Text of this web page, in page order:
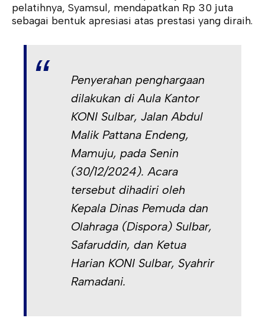
pelatihnya, Syamsul, mendapatkan Rp 30 juta
sebagai bentuk apresiasi atas prestasi yang diraih.
Penyerahan penghargaan
dilakukan di Aula Kantor
KONI Sulbar, Jalan Abdul
Malik Pattana Endeng,
Mamuju, pada Senin
(30/12/2024). Acara
tersebut dihadiri oleh
Kepala Dinas Pemuda dan
Olahraga (Dispora) Sulbar,
Safaruddin, dan Ketua
Harian KONI Sulbar, Syahrir
Ramadani.